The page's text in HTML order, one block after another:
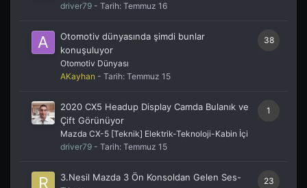
driver79 - Tarih: Temmuz 16
38
Otomotiv dünyasında şimdi bunlar
konuşuluyor
Otomotiv Dünyası
AKayhan - Tarih: Temmuz 15
1
2020 CX5 Headup Display Camda Bulanık ve
Çift Görünüyor
Mazda CX-5 [Teknik] Elektrik-Teknoloji-Kabin İçi
driver79 - Tarih: Temmuz 15
23
3.Nesil Mazda 3 Ön Konsoldan Gelen Ses-